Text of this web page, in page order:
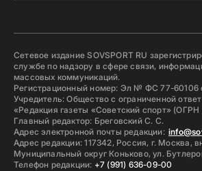
Сетевое издание SOVSPORT RU
службе по надзору в сфере связи,
массовых коммуникаций.
Регистрационный номер: Эл № ФС 77-60106
Учредитель: Общество с ограниченной
«Редакция газеты «Советский спорт» (ОГРН
Главный редактор: Бреговский С. С.
Адрес электронной почты редакции:
Адрес редакции: 117342, Россия, г. Москва,
Муниципальный округ Коньково, ул.
Телефон редакции: +7 (991) 636-09-00